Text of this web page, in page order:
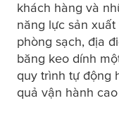
khách hàng và
năng lực sản
phòng sạch, địa
băng keo dính
quy trình tự động
quả vận hành